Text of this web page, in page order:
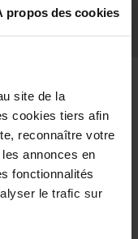
propos des cookies
site de la
cookies tiers afin
reconnaître votre
annonces en
fonctionnalités
le trafic sur